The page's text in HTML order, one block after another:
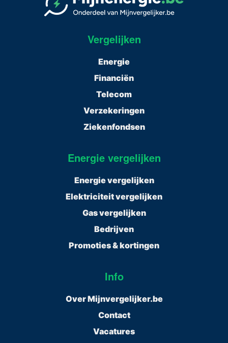
Vergelijken
Energie
Financiën
Telecom
Verzekeringen
Ziekenfondsen
Energie vergelijken
Energie vergelijken
Elektriciteit vergelijken
Gas vergelijken
Bedrijven
Promoties & kortingen
Info
Over Mijnvergelijker.be
Contact
Vacatures